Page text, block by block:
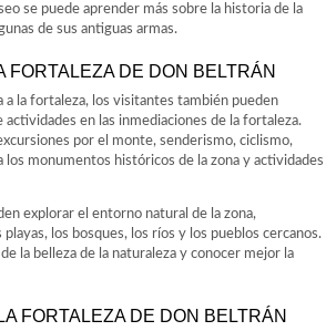
se puede aprender más sobre la historia de la
de sus antiguas armas.
FORTALEZA DE DON BELTRÁN
a la fortaleza, los visitantes también pueden
en las inmediaciones de la fortaleza.
por el monte, senderismo, ciclismo,
los monumentos históricos de la zona y actividades
explorar el entorno natural de la zona,
los bosques, los ríos y los pueblos cercanos.
la belleza de la naturaleza y conocer mejor la
FORTALEZA DE DON BELTRÁN